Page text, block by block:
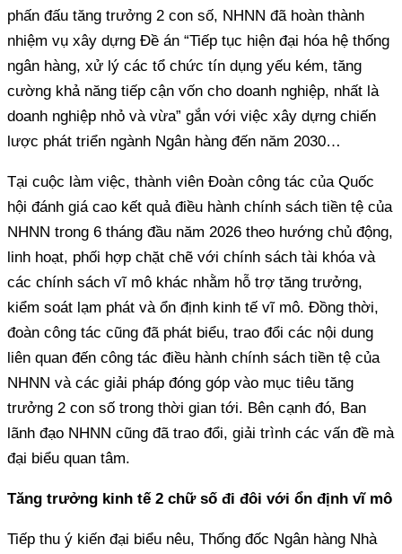
phấn đấu tăng trưởng 2 con số, NHNN đã hoàn thành
nhiệm vụ xây dựng Đề án “Tiếp tục hiện đại hóa hệ thống
ngân hàng, xử lý các tổ chức tín dụng yếu kém, tăng
cường khả năng tiếp cận vốn cho doanh nghiệp, nhất là
doanh nghiệp nhỏ và vừa” gắn với việc xây dựng chiến
lược phát triển ngành Ngân hàng đến năm 2030…
Tại cuộc làm việc, thành viên Đoàn công tác của Quốc
hội đánh giá cao kết quả điều hành chính sách tiền tệ của
NHNN trong 6 tháng đầu năm 2026 theo hướng chủ động,
linh hoạt, phối hợp chặt chẽ với chính sách tài khóa và
các chính sách vĩ mô khác nhằm hỗ trợ tăng trưởng,
kiểm soát lạm phát và ổn định kinh tế vĩ mô. Đồng thời,
đoàn công tác cũng đã phát biểu, trao đổi các nội dung
liên quan đến công tác điều hành chính sách tiền tệ của
NHNN và các giải pháp đóng góp vào mục tiêu tăng
trưởng 2 con số trong thời gian tới. Bên cạnh đó, Ban
lãnh đạo NHNN cũng đã trao đổi, giải trình các vấn đề mà
đại biểu quan tâm.
Tăng trưởng kinh tế 2 chữ số đi đôi với ổn định vĩ mô
Tiếp thu ý kiến đại biểu nêu, Thống đốc Ngân hàng Nhà